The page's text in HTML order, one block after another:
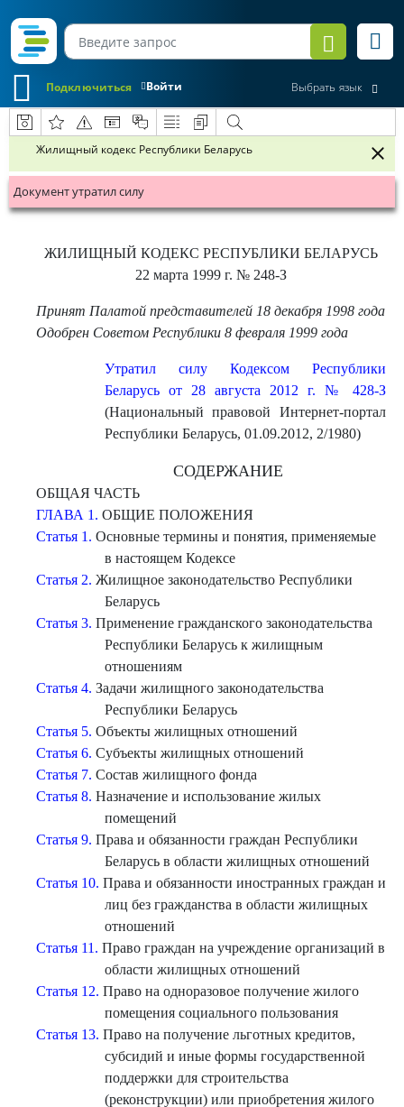
Войти
Подключиться Выбрать язык
Жилищный кодекс Республики Беларусь
Документ утратил силу
ЖИЛИЩНЫЙ КОДЕКС РЕСПУБЛИКИ БЕЛАРУСЬ
22 марта 1999 г. № 248-З
Принят Палатой представителей 18 декабря 1998 года
Одобрен Советом Республики 8 февраля 1999 года
Утратил силу Кодексом Республики
Беларусь от 28 августа 2012 г. № 428-З
(Национальный правовой Интернет-портал
Республики Беларусь, 01.09.2012, 2/1980)
СОДЕРЖАНИЕ
ОБЩАЯ ЧАСТЬ
ГЛАВА 1. ОБЩИЕ ПОЛОЖЕНИЯ
Статья 1. Основные термины и понятия, применяемые
в настоящем Кодексе
Статья 2. Жилищное законодательство Республики
Беларусь
Статья 3. Применение гражданского законодательства
Республики Беларусь к жилищным
отношениям
Статья 4. Задачи жилищного законодательства
Республики Беларусь
Статья 5. Объекты жилищных отношений
Статья 6. Субъекты жилищных отношений
Статья 7. Состав жилищного фонда
Статья 8. Назначение и использование жилых
помещений
Статья 9. Права и обязанности граждан Республики
Беларусь в области жилищных отношений
Статья 10. Права и обязанности иностранных граждан и
лиц без гражданства в области жилищных
отношений
Статья 11. Право граждан на учреждение организаций в
области жилищных отношений
Статья 12. Право на одноразовое получение жилого
помещения социального пользования
Статья 13. Право на получение льготных кредитов,
субсидий и иные формы государственной
поддержки для строительства
(реконструкции) или приобретения жилого